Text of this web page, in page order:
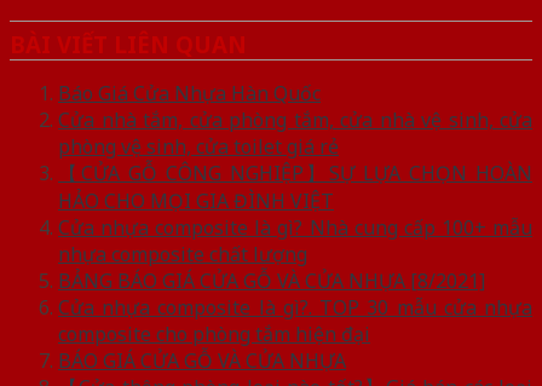
BÀI VIẾT LIÊN QUAN
Báo Giá Cửa Nhựa Hàn Quốc
Cửa nhà tắm, cửa phòng tắm, cửa nhà vệ sinh, cửa
phòng vệ sinh, cửa toilet giá rẻ
【CỬA GỖ CÔNG NGHIỆP】SỰ LỰA CHỌN HOÀN
HẢO CHO MỌI GIA ĐÌNH VIỆT
Cửa nhựa composite là gì? Nhà cung cấp 100+ mẫu
nhựa composite chất lượng
BẢNG BÁO GIÁ CỬA GỖ VÀ CỬA NHỰA [8/2021]
Cửa nhựa composite là gì?. TOP 30 mẫu cửa nhựa
composite cho phòng tắm hiện đại
BÁO GIÁ CỬA GỖ VÀ CỬA NHỰA